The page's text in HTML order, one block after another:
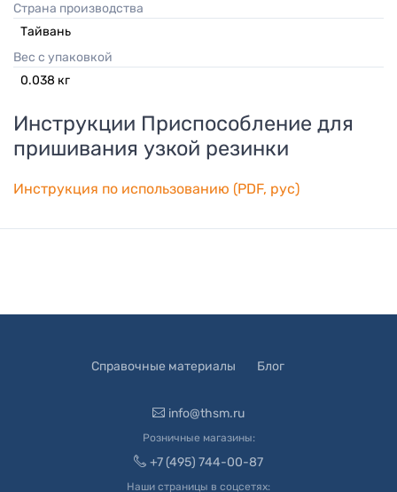
Страна производства
Тайвань
Вес с упаковкой
0.038 кг
Инструкции Приспособление для
пришивания узкой резинки
Инструкция по использованию (PDF, рус)
Справочные материалы Блог
info@thsm.ru
Розничные магазины:
+7 (495) 744-00-87
Наши страницы в соцсетях: